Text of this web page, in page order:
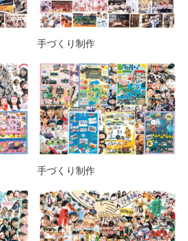
手づくり制作
手づくり制作
6131-2205
9:30~18:30 (土日祝休み)
無料お見積もり 資料請求